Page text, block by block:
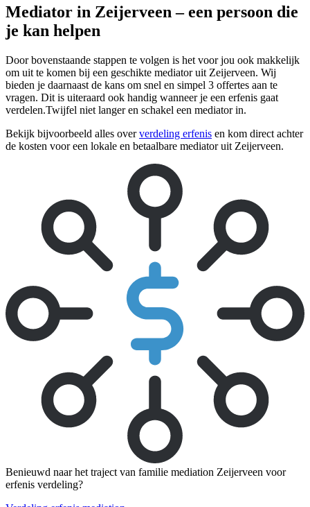
Mediator in Zeijerveen – een persoon die
je kan helpen
Door bovenstaande stappen te volgen is het voor jou ook makkelijk
om uit te komen bij een geschikte mediator uit Zeijerveen. Wij
bieden je daarnaast de kans om snel en simpel 3 offertes aan te
vragen. Dit is uiteraard ook handig wanneer je een erfenis gaat
verdelen.Twijfel niet langer en schakel een mediator in.
Bekijk bijvoorbeeld alles oververdeling erfenis en kom direct achter
de kosten voor een lokale en betaalbare mediator uit Zeijerveen.
Benieuwd naar het traject van familie mediation Zeijerveen voor
erfenis verdeling?